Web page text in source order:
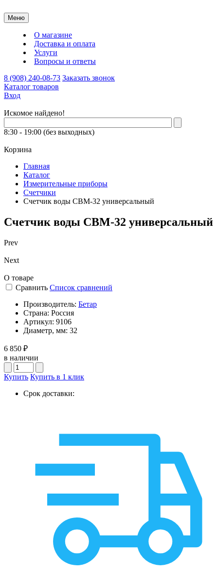
Меню
О магазине
Доставка и оплата
Услуги
Вопросы и ответы
8 (908) 240-08-73 Заказать звонок
Каталог товаров
Вход
Искомое найдено!
8:30 - 19:00 (без выходных)
Корзина
Главная
Каталог
Измерительные приборы
Счетчики
Счетчик воды СВМ-32 универсальный
Счетчик воды СВМ-32 универсальный
Prev
Next
О товаре
Сравнить Список сравнений
Производитель: Бетар
Страна: Россия
Артикул: 9106
Диаметр, мм: 32
6 850 ₽
в наличии
Купить Купить в 1 клик
Срок доставки: